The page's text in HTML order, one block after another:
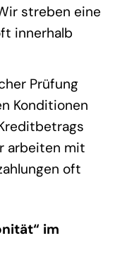
streben eine
innerhalb
Prüfung
Konditionen
arbeiten mit
oft
im